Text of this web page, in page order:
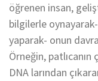
öğrenen insan,
bilgilerle
yaparak- onun
Örneğin,
DNA larından